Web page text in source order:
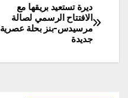
تصفّح
المقالات
ديرة تستعيد بريقها مع
الافتتاح الرسمي لصالة
مرسيدس-بنز بحلة عصرية
جديدة